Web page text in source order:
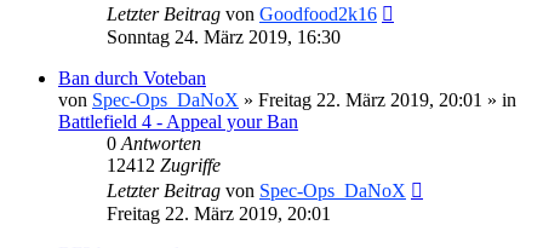
Letzter Beitrag von Goodfood2k16
Sonntag 24. März 2019, 16:30
Ban durch Voteban
von Spec-Ops_DaNoX » Freitag 22. März 2019, 20:01 » in
Battlefield 4 - Appeal your Ban
0 Antworten
12412 Zugriffe
Letzter Beitrag von Spec-Ops_DaNoX
Freitag 22. März 2019, 20:01